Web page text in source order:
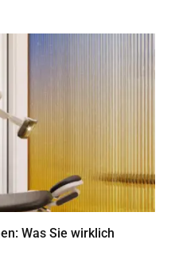
Was Sie wirklich